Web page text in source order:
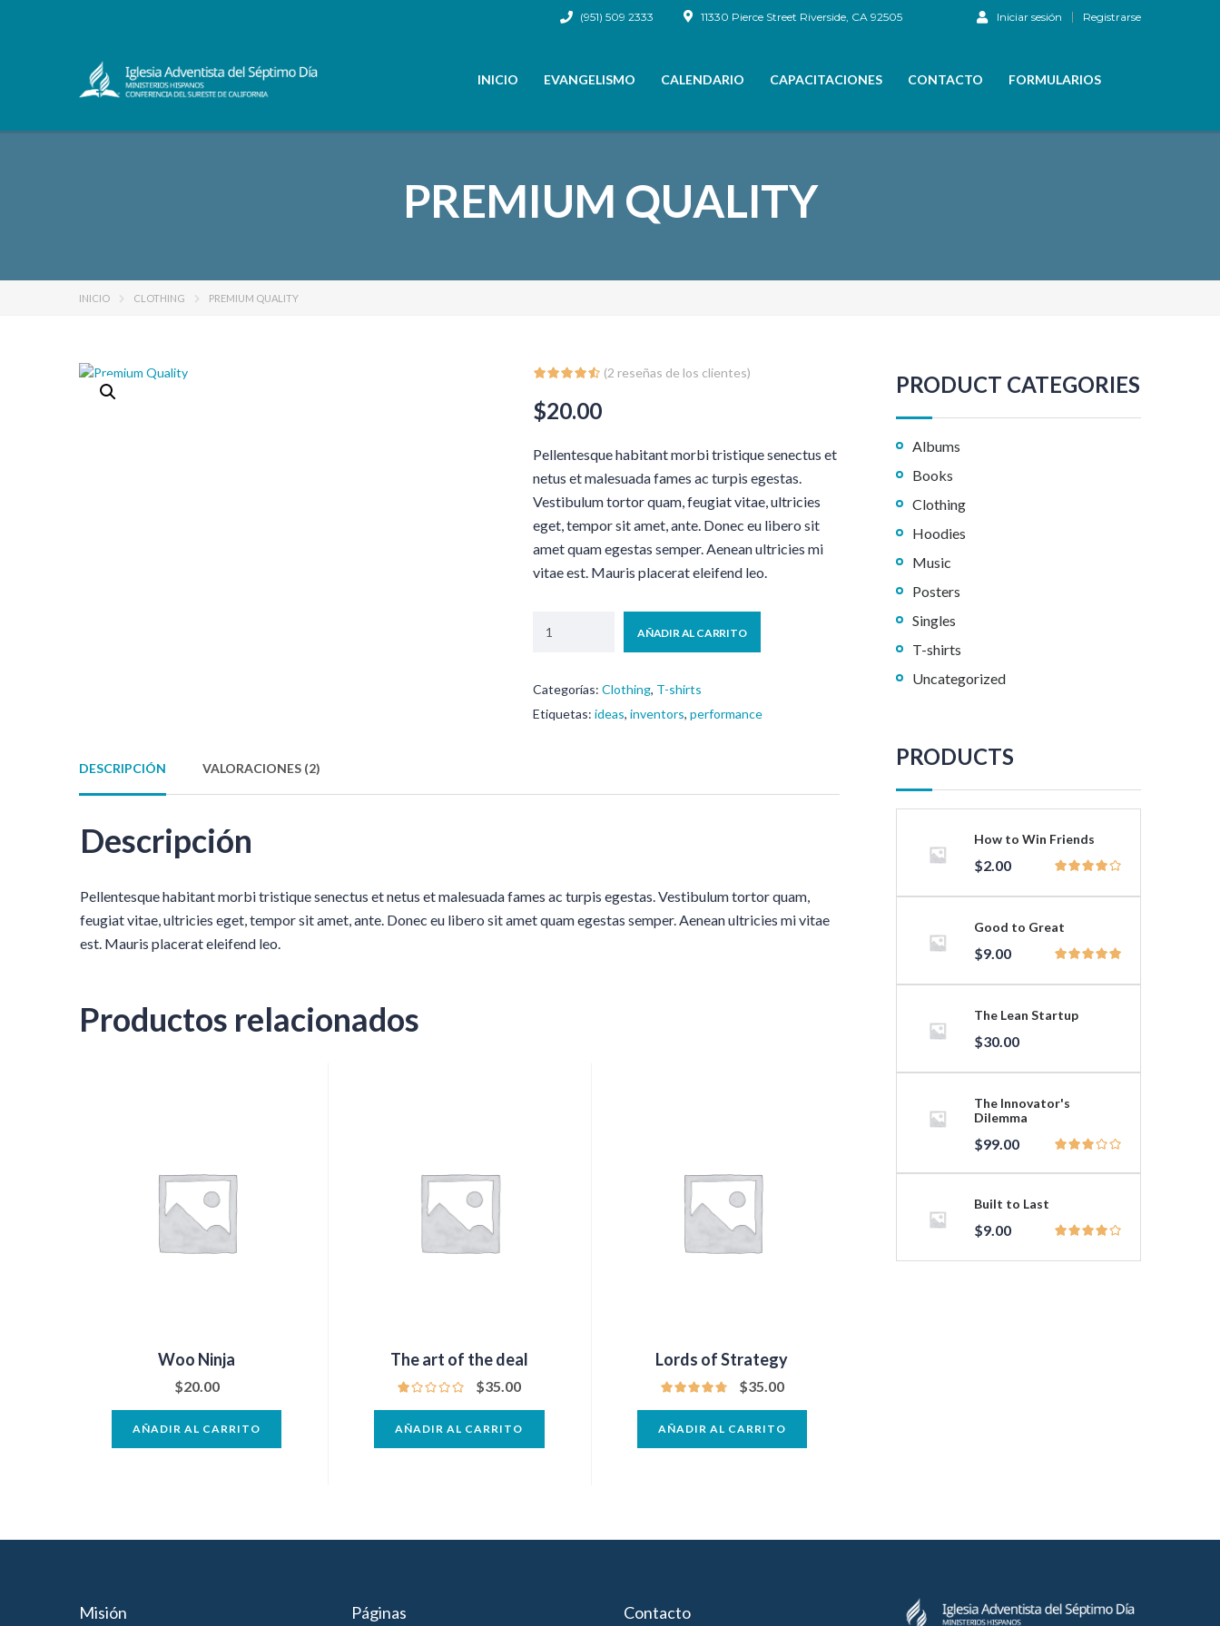
Iniciar sesión Registrarse
11330 Pierce Street Riverside, CA 92505
(951) 509 2333
INICIO EVANGELISMO CALENDARIO CAPACITACIONES CONTACTO FORMULARIOS
PREMIUM QUALITY
INICIO CLOTHING PREMIUM QUALITY
(2 reseñas de los clientes)
$20.00
Pellentesque habitant morbi tristique senectus et
netus et malesuada fames ac turpis egestas.
Vestibulum tortor quam, feugiat vitae, ultricies
eget, tempor sit amet, ante. Donec eu libero sit
amet quam egestas semper. Aenean ultricies mi
vitae est. Mauris placerat eleifend leo.
AÑADIR AL CARRITO
Categorías: Clothing, T-shirts
Etiquetas: ideas, inventors, performance
DESCRIPCIÓN VALORACIONES (2)
Descripción
Pellentesque habitant morbi tristique senectus et netus et malesuada fames ac turpis egestas. Vestibulum tortor quam,
feugiat vitae, ultricies eget, tempor sit amet, ante. Donec eu libero sit amet quam egestas semper. Aenean ultricies mi vitae
est. Mauris placerat eleifend leo.
Productos relacionados
Woo Ninja
$20.00
AÑADIR AL CARRITO
The art of the deal
$35.00
AÑADIR AL CARRITO
Lords of Strategy
$35.00
AÑADIR AL CARRITO
PRODUCT CATEGORIES
Albums
Books
Clothing
Hoodies
Music
Posters
Singles
T-shirts
Uncategorized
PRODUCTS
How to Win Friends
$2.00
Good to Great
$9.00
The Lean Startup
$30.00
The Innovator's
Dilemma
$99.00
Built to Last
$9.00
Misión Páginas Contacto